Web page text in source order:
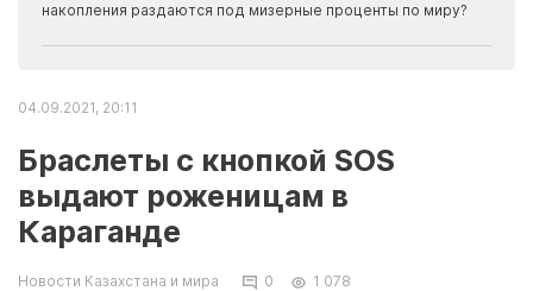
накопления раздаются под мизерные проценты по миру?
04.09.2021, 20:11
Браслеты с кнопкой SOS
выдают роженицам в
Караганде
Новости Казахстана и мира 0 1 078